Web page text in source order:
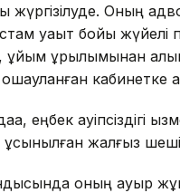
жүргізілуде. Оның
уақыт бойы жүйелі
ұйым құрылымынан
кабинетке
еңбек қауіпсіздігі
ұсынылған жалғыз
оның ауыр